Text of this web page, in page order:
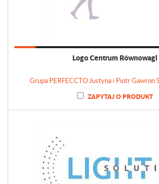
Logo Centrum Równowagi
Grupa PERFECCTO Justyna i Piotr Gawron
ZAPYTAJ O PRODUKT